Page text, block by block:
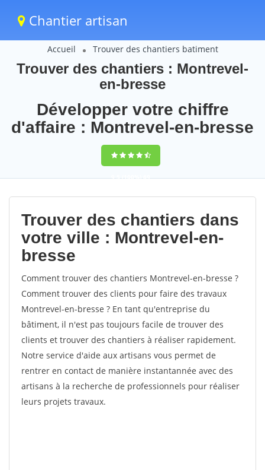
Chantier artisan
Accueil Trouver des chantiers batiment
Trouver des chantiers : Montrevel-
en-bresse
Développer votre chiffre
d'affaire : Montrevel-en-bresse
9,5(100%)69
votes
Trouver des chantiers dans
votre ville : Montrevel-en-
bresse
Comment trouver des chantiers Montrevel-en-bresse ?
Comment trouver des clients pour faire des travaux
Montrevel-en-bresse ? En tant qu'entreprise du
bâtiment, il n'est pas toujours facile de trouver des
clients et trouver des chantiers à réaliser rapidement.
Notre service d'aide aux artisans vous permet de
rentrer en contact de manière instantannée avec des
artisans à la recherche de professionnels pour réaliser
leurs projets travaux.